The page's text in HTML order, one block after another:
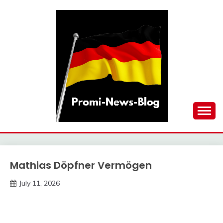
PROMI-NEWS-BLOG
Trends
Mathias Döpfner Vermögen
July 11, 2026